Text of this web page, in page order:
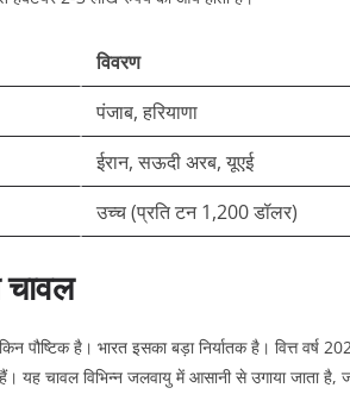
विवरण
पंजाब, हरियाणा
ईरान, सऊदी अरब, यूएई
उच्च (प्रति टन 1,200 डॉलर)
चावल
पौष्टिक है। भारत इसका बड़ा निर्यातक है। वित्त
यह चावल विभिन्न जलवायु में आसानी से उगाया जाता